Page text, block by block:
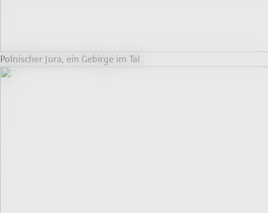
Polnischer Jura, ein Gebirge im Tal